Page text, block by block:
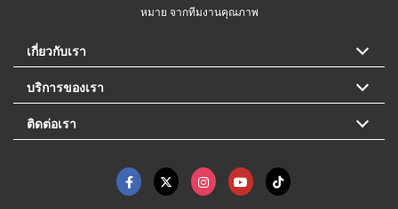
หมาย จากทีมงานคุณภาพ
เกี่ยวกับเรา
บริการของเรา
ติดต่อเรา